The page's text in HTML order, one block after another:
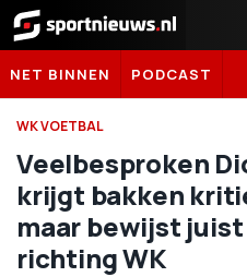
Sportnieuws.nl
NET BINNEN PODCAST
WK VOETBAL
Veelbesproken
krijgt bakken
maar bewijst
richting WK